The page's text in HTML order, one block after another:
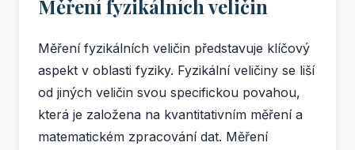
Měření fyzikálních veličin
Měření fyzikálních veličin představuje klíčový
aspekt v oblasti fyziky. Fyzikální veličiny se liší
od jiných veličin svou specifickou povahou,
která je založena na kvantitativním měření a
matematickém zpracování dat. Měření